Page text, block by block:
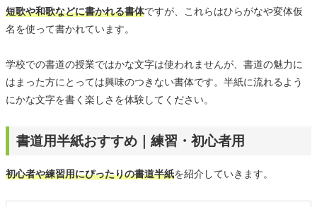
短歌や和歌などに書かれる書体ですが、これらはひらがなや変体仮
名を使って書かれています。
学校での書道の授業ではかな文字は使われませんが、書道の魅力に
はまった方にとっては興味のつきない書体です。半紙に流れるよう
にかな文字を書く楽しさを体験してください。
書道用半紙おすすめ｜練習・初心者用
初心者や練習用にぴったりの書道半紙を紹介していきます。